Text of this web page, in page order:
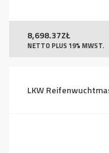
8,698.37ZŁ
NETTO PLUS 19% MWST.
LKW